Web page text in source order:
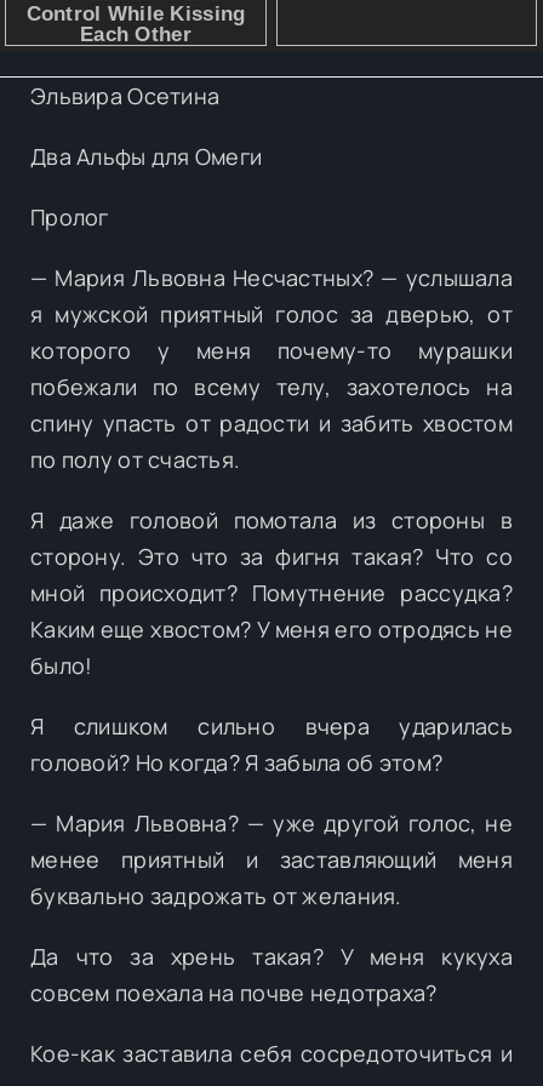
Эльвира Осетина
Два Альфы для Омеги
Пролог
— Мария Львовна Несчастных? — услышала
я мужской приятный голос за дверью, от
которого у меня почему-то мурашки
побежали по всему телу, захотелось на
спину упасть от радости и забить хвостом
по полу от счастья.
Я даже головой помотала из стороны в
сторону. Это что за фигня такая? Что со
мной происходит? Помутнение рассудка?
Каким еще хвостом? У меня его отродясь не
было!
Я слишком сильно вчера ударилась
головой? Но когда? Я забыла об этом?
— Мария Львовна? — уже другой голос, не
менее приятный и заставляющий меня
буквально задрожать от желания.
Да что за хрень такая? У меня кукуха
совсем поехала на почве недотраха?
Кое-как заставила себя сосредоточиться и